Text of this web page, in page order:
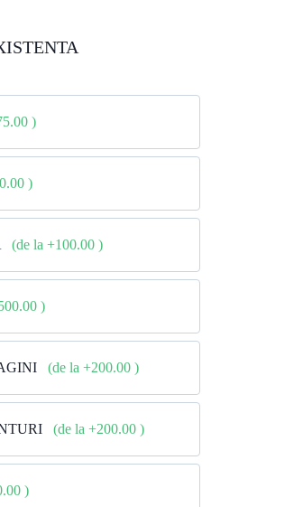
)
)
(de la +100.00 )
)
(de la +200.00 )
(de la +200.00 )
)